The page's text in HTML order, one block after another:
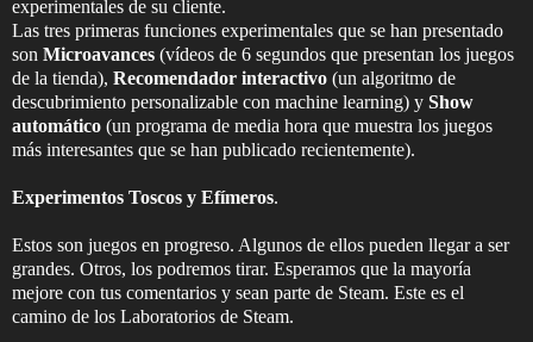
experimentales de su cliente.
Las tres primeras funciones experimentales que se han presentado
son Microavances (vídeos de 6 segundos que presentan los juegos
de la tienda), Recomendador interactivo (un algoritmo de
descubrimiento personalizable con machine learning) y Show
automático (un programa de media hora que muestra los juegos
más interesantes que se han publicado recientemente).
Experimentos Toscos y Efímeros.
Estos son juegos en progreso. Algunos de ellos pueden llegar a ser
grandes. Otros, los podremos tirar. Esperamos que la mayoría
mejore con tus comentarios y sean parte de Steam. Este es el
camino de los Laboratorios de Steam.